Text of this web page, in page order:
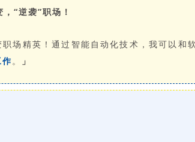
“逆袭”职场！
场精英！通过智能自动化技术，我可以
。 」